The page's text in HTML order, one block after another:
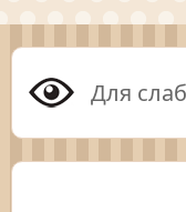
Для